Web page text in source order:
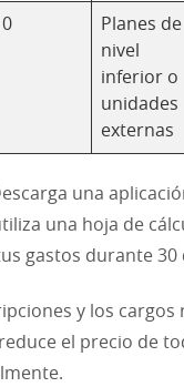
Planes de
nivel
inferior o
unidades
externas
una
una hoja de
gastos durante 30
y los
el precio de